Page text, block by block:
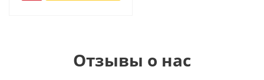
Отзывы о нас